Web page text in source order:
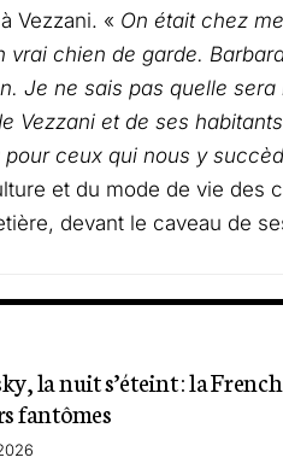
Vezzani. « On était chez
vrai chien de garde.
Je ne sais pas quelle
Vezzani et de ses
ceux qui nous y
et du mode de vie des
devant le caveau de
la nuit s’éteint : la
fantômes